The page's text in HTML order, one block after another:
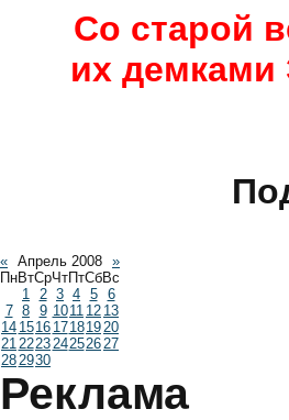
Со старой
их
« Апрель 2008 »
ПнВтСрЧтПтСбВс
1 2 3 4 5
6
7 8 9 1011 12 13
14 1516 17181920
21222324252627
282930
Реклама